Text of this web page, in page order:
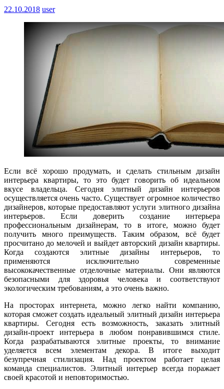
22.10.2018 user
Если всё хорошо продумать, и сделать стильным дизайн
интерьера квартиры, то это будет говорить об идеальном
вкусе владельца. Сегодня элитный дизайн интерьеров
осуществляется очень часто. Существует огромное количество
дизайнеров, которые предоставляют услуги элитного дизайна
интерьеров. Если доверить создание интерьера
профессиональным дизайнерам, то в итоге, можно будет
получить много преимуществ. Таким образом, всё будет
просчитано до мелочей и выйдет авторский дизайн квартиры.
Когда создаются элитные дизайны интерьеров, то
применяются исключительно современные
высококачественные отделочные материалы. Они являются
безопасными для здоровья человека и соответствуют
экологическим требованиям, а это очень важно.
На просторах интернета, можно легко найти компанию,
которая сможет создать идеальный элитный дизайн интерьера
квартиры. Сегодня есть возможность, заказать элитный
дизайн-проект интерьера в любом понравившимся стиле.
Когда разрабатываются элитные проекты, то внимание
уделяется всем элементам декора. В итоге выходит
безупречная стилизация. Над проектом работает целая
команда специалистов. Элитный интерьер всегда поражает
своей красотой и неповторимостью.